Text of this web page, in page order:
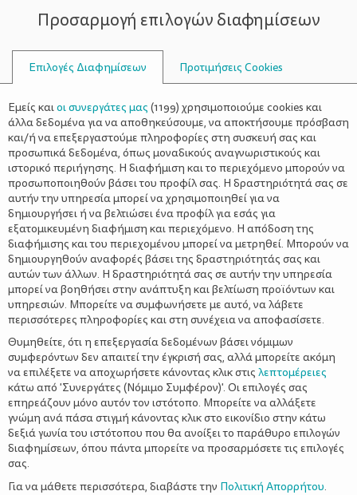
ΣΥΜΒΟΥΛΟΙ
ΜΠΙΚΊΝΙ
Επιλέξτε το κατάλληλο μαγιό για κάθε
τύπο σώματος
Προσαρμογή επιλογών διαφημίσεων
Επιλογές Διαφημίσεων Προτιμήσεις Cookies
Εμείς καιοι συνεργάτες μας (1199) χρησιμοποιούμε cookies και
άλλα δεδομένα για να αποθηκεύσουμε, να αποκτήσουμε πρόσβαση
και/ή να επεξεργαστούμε πληροφορίες στη συσκευή σας και
προσωπικά δεδομένα, όπως μοναδικούς αναγνωριστικούς και
ιστορικό περιήγησης. Η διαφήμιση και το περιεχόμενο μπορούν να
προσωποποιηθούν βάσει του προφίλ σας. Η δραστηριότητά σας σε
αυτήν την υπηρεσία μπορεί να χρησιμοποιηθεί για να
δημιουργήσει ή να βελτιώσει ένα προφίλ για εσάς για
εξατομικευμένη διαφήμιση και περιεχόμενο. Η απόδοση της
διαφήμισης και του περιεχομένου μπορεί να μετρηθεί. Μπορούν να
δημιουργηθούν αναφορές βάσει της δραστηριότητάς σας και
αυτών των άλλων. Η δραστηριότητά σας σε αυτήν την υπηρεσία
μπορεί να βοηθήσει στην ανάπτυξη και βελτίωση προϊόντων και
υπηρεσιών. Μπορείτε να συμφωνήσετε με αυτό, να λάβετε
περισσότερες πληροφορίες και στη συνέχεια να αποφασίσετε.
Θυμηθείτε, ότι η επεξεργασία δεδομένων βάσει νόμιμων
συμφερόντων δεν απαιτεί την έγκρισή σας, αλλά μπορείτε ακόμη
να επιλέξετε να αποχωρήσετε κάνοντας κλικ στις λεπτομέρειες
κάτω από 'Συνεργάτες (Νόμιμο Συμφέρον)'. Οι επιλογές σας
επηρεάζουν μόνο αυτόν τον ιστότοπο. Μπορείτε να αλλάξετε
γνώμη ανά πάσα στιγμή κάνοντας κλικ στο εικονίδιο στην κάτω
δεξιά γωνία του ιστότοπου που θα ανοίξει το παράθυρο επιλογών
διαφημίσεων, όπου πάντα μπορείτε να προσαρμόσετε τις επιλογές
σας.
Για να μάθετε περισσότερα, διαβάστε την Πολιτική Απορρήτου.